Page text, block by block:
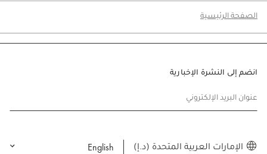
الصفحة الرئيسية
انضم إلى النشرة الإخبارية
عنوان البريد الإلكتروني
الإمارات العربية المتحدة (د.إ) English